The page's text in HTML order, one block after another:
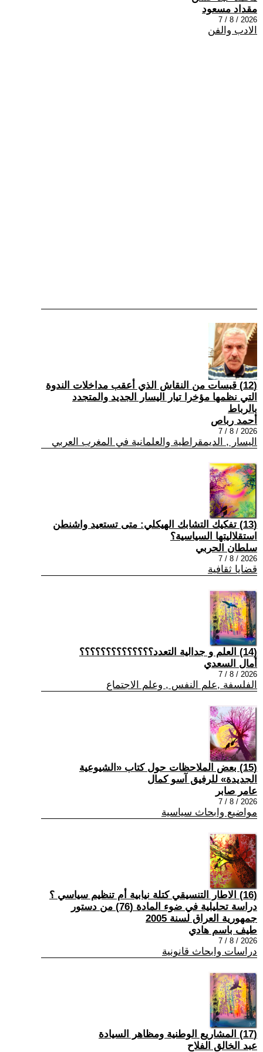
مقداد مسعود
2026 / 8 / 7
الادب والفن
(12) قبسات من النقاش الذي أعقب مداخلات الندوة
التي نظمها مؤخرا تيار اليسار الجديد والمتجدد
بالرباط
أحمد رباص
2026 / 8 / 7
اليسار , الديمقراطية والعلمانية في المغرب العربي
(13) تفكيك التشابك الهيكلي: متى تستعيد واشنطن
استقلاليتها السياسية؟
سلطان الحربي
2026 / 8 / 7
قضايا ثقافية
(14) العلم و جدالية التعدد؟؟؟؟؟؟؟؟؟؟؟؟؟؟
أمال السعدي
2026 / 8 / 7
الفلسفة ,علم النفس , وعلم الاجتماع
(15) بعض الملاحظات حول كتاب «الشيوعية
الجديدة» للرفيق آسو كمال
عامر صابر
2026 / 8 / 7
مواضيع وابحاث سياسية
(16) الاطار التنسيقي كتلة نيابية أم تنظيم سياسي ؟
دراسة تحليلية في ضوء المادة (76) من دستور
جمهورية العراق لسنة 2005
طيف باسم هادي
2026 / 8 / 7
دراسات وابحاث قانونية
(17) المشاريع الوطنية ومظاهر السيادة
عبد الخالق الفلاح